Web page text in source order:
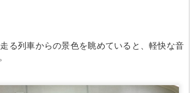
る列車からの景色を眺めていると、軽快な音